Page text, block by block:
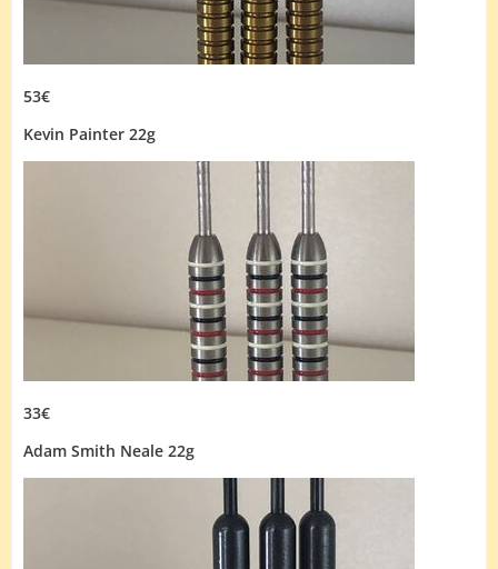
53€
Kevin Painter 22g
33€
Adam Smith Neale 22g